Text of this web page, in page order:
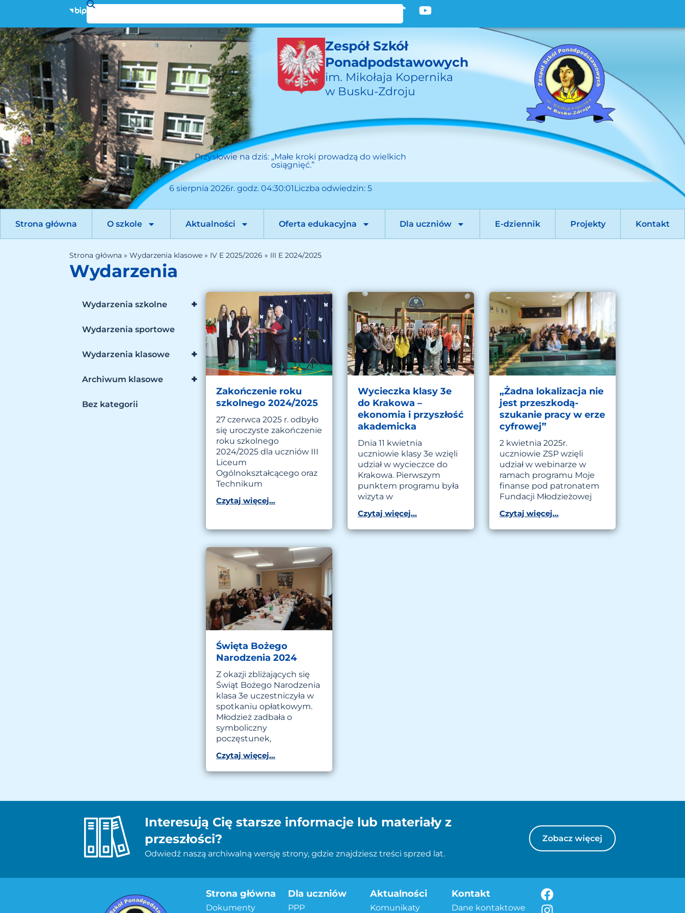
Zespół Szkół
Ponadpodstawowych
im. Mikołaja Kopernika
w Busku-Zdroju
Przysłowie na dziś: „Małe kroki prowadzą do wielkich
osiągnięć.”
6 sierpnia 2026r. godz. 04:30:01Liczba odwiedzin: 5
Strona główna O szkole Aktualności Oferta edukacyjna Dla uczniów E-dziennik Projekty Kontakt
Strona główna » Wydarzenia klasowe » IV E 2025/2026 » III E 2024/2025
Wydarzenia
+
Wydarzenia szkolne
Wydarzenia sportowe
+
Wydarzenia klasowe
+
Archiwum klasowe
Bez kategorii
Zakończenie roku
szkolnego 2024/2025
27 czerwca 2025 r. odbyło
się uroczyste zakończenie
roku szkolnego
2024/2025 dla uczniów III
Liceum
Ogólnokształcącego oraz
Technikum
Czytaj więcej...
Wycieczka klasy 3e
do Krakowa –
ekonomia i przyszłość
akademicka
Dnia 11 kwietnia
uczniowie klasy 3e wzięli
udział w wycieczce do
Krakowa. Pierwszym
punktem programu była
wizyta w
Czytaj więcej...
„Żadna lokalizacja nie
jest przeszkodą-
szukanie pracy w erze
cyfrowej”
2 kwietnia 2025r.
uczniowie ZSP wzięli
udział w webinarze w
ramach programu Moje
finanse pod patronatem
Fundacji Młodzieżowej
Czytaj więcej...
Święta Bożego
Narodzenia 2024
Z okazji zbliżających się
Świąt Bożego Narodzenia
klasa 3e uczestniczyła w
spotkaniu opłatkowym.
Młodzież zadbała o
symboliczny
poczęstunek,
Czytaj więcej...
Interesują Cię starsze informacje lub materiały z
przeszłości?
Odwiedź naszą archiwalną wersję strony, gdzie znajdziesz treści sprzed lat.
Zobacz więcej
Strona główna
Dokumenty
Dla uczniów
PPP
Aktualności
Komunikaty
Kontakt
Dane kontaktowe